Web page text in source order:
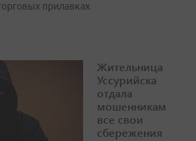
прилавках
Жительница
Уссурийска
отдала
мошенникам
все свои
сбережения